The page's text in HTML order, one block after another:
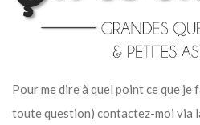
Pour me dire à quel point ce que
toute question) contactez-moi via